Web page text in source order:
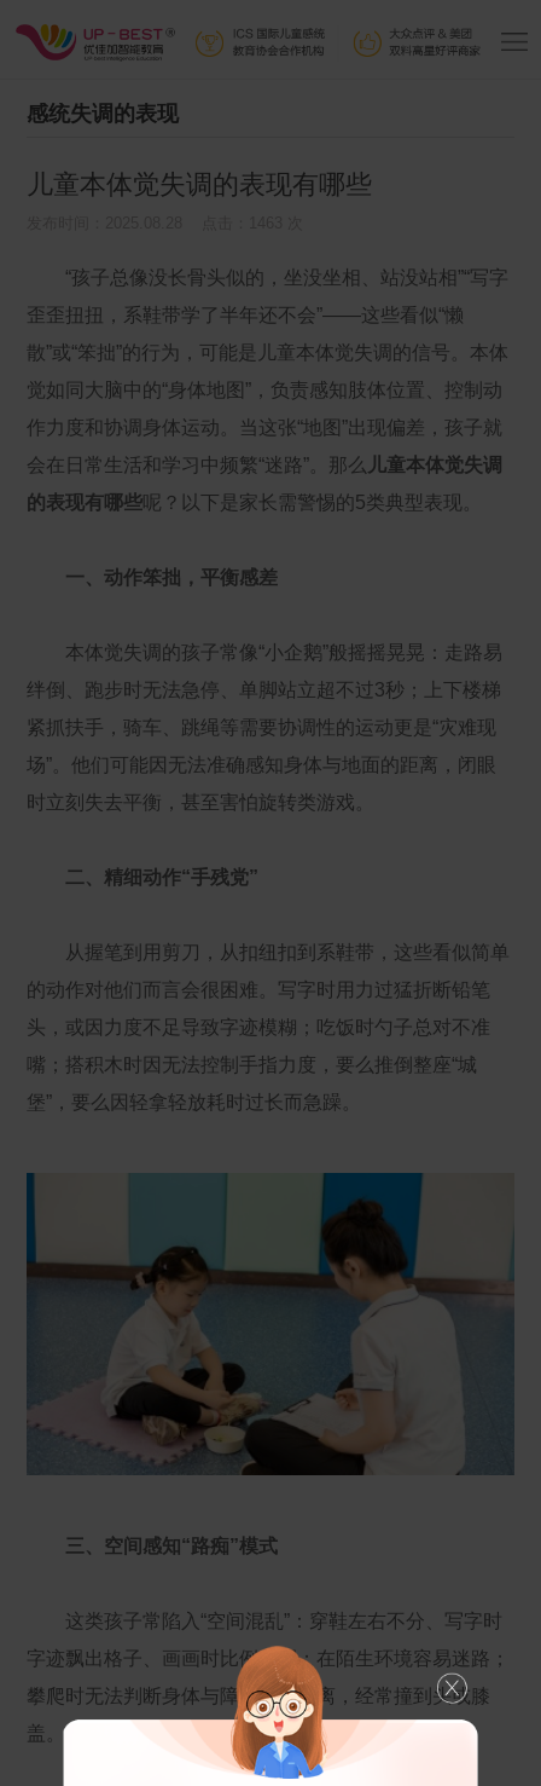
感统失调的表现
儿童本体觉失调的表现有哪些
“孩子总像没长骨头似的，坐没坐相、站没站相”“写字
歪歪扭扭，系鞋带学了半年还不会”——这些看似“懒
散”或“笨拙”的行为，可能是儿童本体觉失调的信号。本体
觉如同大脑中的“身体地图”，负责感知肢体位置、控制动
作力度和协调身体运动。当这张“地图”出现偏差，孩子就
会在日常生活和学习中频繁“迷路”。那么 儿童本体觉失调
的表现有哪些呢？以下是家长需警惕的5类典型表现。
一、动作笨拙，平衡感差
本体觉失调的孩子常像“小企鹅”般摇摇晃晃：走路易
绊倒、跑步时无法急停、单脚站立超不过3秒；上下楼梯
紧抓扶手，骑车、跳绳等需要协调性的运动更是“灾难现
场”。他们可能因无法准确感知身体与地面的距离，闭眼
时立刻失去平衡，甚至害怕旋转类游戏。
二、精细动作“手残党”
从握笔到用剪刀，从扣纽扣到系鞋带，这些看似简单
的动作对他们而言会很困难。写字时用力过猛折断铅笔
头，或因力度不足导致字迹模糊；吃饭时勺子总对不准
嘴；搭积木时因无法控制手指力度，要么推倒整座“城
堡”，要么因轻拿轻放耗时过长而急躁。
三、空间感知“路痴”模式
这类孩子常陷入“空间混乱”：穿鞋左右不分、写字时
字迹飘出格子、画画时比例失调；在陌生环境容易迷路；
攀爬时无法判断身体与障碍物的距离，经常撞到头或膝
盖。